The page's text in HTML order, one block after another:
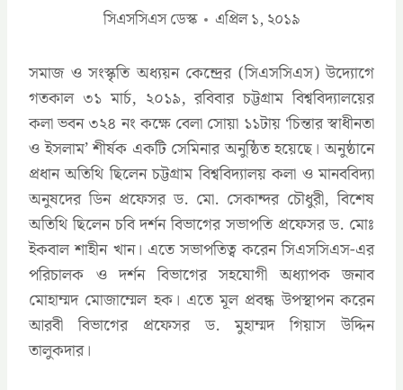
সিএসসিএস ডেস্ক এপ্রিল ১, ২০১৯
সমাজ ও সংস্কৃতি অধ্যয়ন কেন্দ্রের (সিএসসিএস) উদ্যোগে
গতকাল ৩১ মার্চ, ২০১৯, রবিবার চট্টগ্রাম বিশ্ববিদ্যালয়ের
কলা ভবন ৩২৪ নং কক্ষে বেলা সোয়া ১১টায় ‘চিন্তার স্বাধীনতা
ও ইসলাম’ শীর্ষক একটি সেমিনার অনুষ্ঠিত হয়েছে। অনুষ্ঠানে
প্রধান অতিথি ছিলেন চট্টগ্রাম বিশ্ববিদ্যালয় কলা ও মানববিদ্যা
অনুষদের ডিন প্রফেসর ড. মো. সেকান্দর চৌধুরী, বিশেষ
অতিথি ছিলেন চবি দর্শন বিভাগের সভাপতি প্রফেসর ড. মোঃ
ইকবাল শাহীন খান। এতে সভাপতিত্ব করেন সিএসসিএস-এর
পরিচালক ও দর্শন বিভাগের সহযোগী অধ্যাপক জনাব
মোহাম্মদ মোজাম্মেল হক। এতে মূল প্রবন্ধ উপস্থাপন করেন
আরবী বিভাগের প্রফেসর ড. মুহাম্মদ গিয়াস উদ্দিন
তালুকদার।